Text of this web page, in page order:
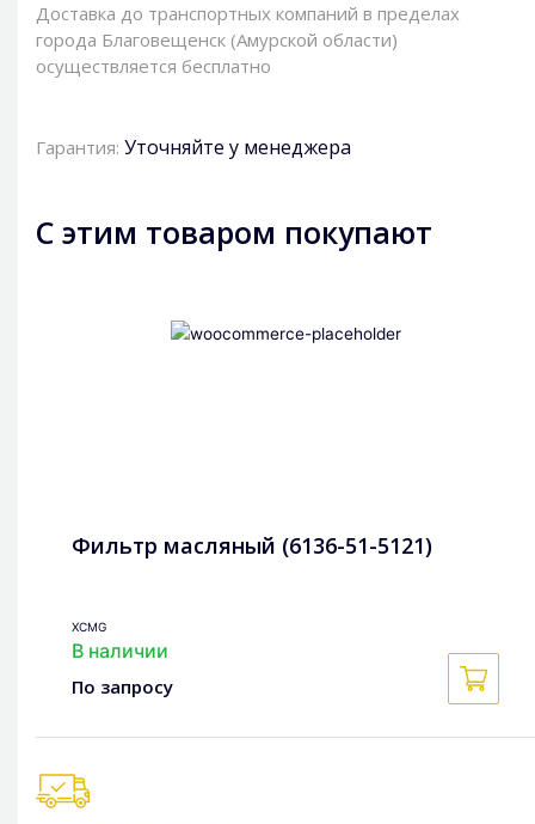
Доставка до транспортных компаний в пределах
города Благовещенск (Амурской области)
осуществляется бесплатно
Гарантия: Уточняйте у менеджера
С этим товаром покупают
Фильтр масляный (6136-51-5121)
XCMG
В наличии
По запросу